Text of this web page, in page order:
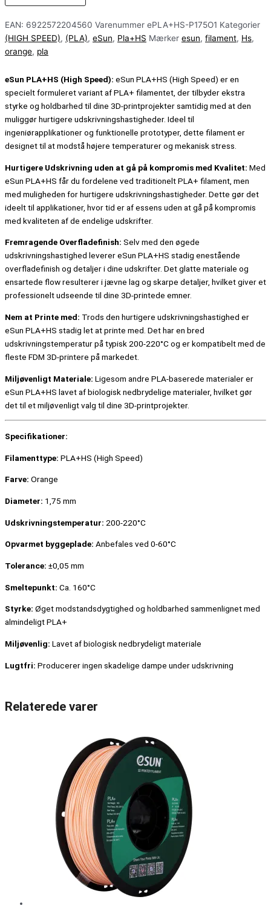
EAN: 6922572204560 Varenummer ePLA+HS-P175O1 Kategorier
(HIGH SPEED), (PLA), eSun, Pla+HS Mærker esun, filament, Hs,
orange, pla
eSun PLA+HS (High Speed): eSun PLA+HS (High Speed) er en
specielt formuleret variant af PLA+ filamentet, der tilbyder ekstra
styrke og holdbarhed til dine 3D-printprojekter samtidig med at den
muliggør hurtigere udskrivningshastigheder. Ideel til
ingeniørapplikationer og funktionelle prototyper, dette filament er
designet til at modstå højere temperaturer og mekanisk stress.
Hurtigere Udskrivning uden at gå på kompromis med Kvalitet: Med
eSun PLA+HS får du fordelene ved traditionelt PLA+ filament, men
med muligheden for hurtigere udskrivningshastigheder. Dette gør det
ideelt til applikationer, hvor tid er af essens uden at gå på kompromis
med kvaliteten af de endelige udskrifter.
Fremragende Overfladefinish: Selv med den øgede
udskrivningshastighed leverer eSun PLA+HS stadig enestående
overfladefinish og detaljer i dine udskrifter. Det glatte materiale og
ensartede flow resulterer i jævne lag og skarpe detaljer, hvilket giver et
professionelt udseende til dine 3D-printede emner.
Nem at Printe med: Trods den hurtigere udskrivningshastighed er
eSun PLA+HS stadig let at printe med. Det har en bred
udskrivningstemperatur på typisk 200-220°C og er kompatibelt med de
fleste FDM 3D-printere på markedet.
Miljøvenligt Materiale: Ligesom andre PLA-baserede materialer er
eSun PLA+HS lavet af biologisk nedbrydelige materialer, hvilket gør
det til et miljøvenligt valg til dine 3D-printprojekter.
Specifikationer:
Filamenttype: PLA+HS (High Speed)
Farve: Orange
Diameter: 1,75 mm
Udskrivningstemperatur: 200-220°C
Opvarmet byggeplade: Anbefales ved 0-60°C
Tolerance: ±0,05 mm
Smeltepunkt: Ca. 160°C
Styrke: Øget modstandsdygtighed og holdbarhed sammenlignet med
almindeligt PLA+
Miljøvenlig: Lavet af biologisk nedbrydeligt materiale
Lugtfri: Producerer ingen skadelige dampe under udskrivning
Relaterede varer